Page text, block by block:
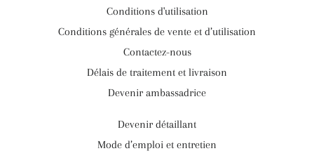
Conditions d'utilisation
Conditions générales de vente et d’utilisation
Contactez-nous
Délais de traitement et livraison
Devenir ambassadrice
Devenir détaillant
Mode d’emploi et entretien